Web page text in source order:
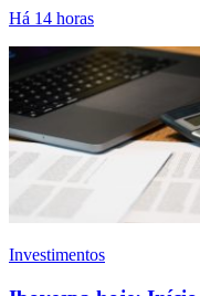
Há 14 horas
Investimentos